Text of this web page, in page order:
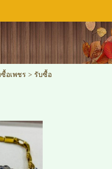
อเพชร > รับซื้อ